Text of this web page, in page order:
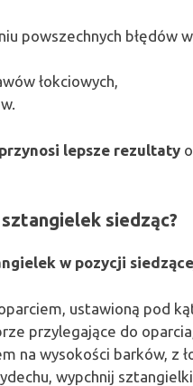
powszechnych błędów
łokciowych,
lepsze rezultaty
siedząc?
w pozycji
ustawioną pod
przylegające do
na wysokości barków, z
wypchnij sztangielki